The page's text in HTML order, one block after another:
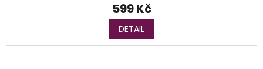
599 Kč
DETAIL